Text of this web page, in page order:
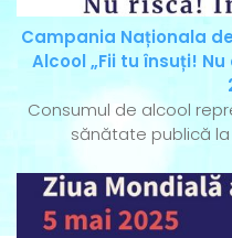
Campania Naționala
Alcool „Fii tu însuți!
Consumul de alcool
sănătate publică la